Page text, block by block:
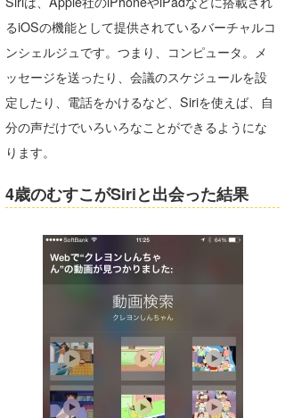
るiOSの機能として提供されているバーチャルコ
ンシェルジュです。つまり、コンピュータ。メ
ッセージを送ったり、会議のスケジュールを設
定したり、電話をかけるなど、Siriを使えば、自
分の声だけでいろいろなことができるようにな
ります。
4歳のむすこがSiriと出会った結果
CBA Films
熊谷素子
田原啓江
植村未来
NOBUFUKU
大野”MAR”修聖
chan-U
ECE
G◎Da
H
KOBU
KY
MIN
OYZ
S.K